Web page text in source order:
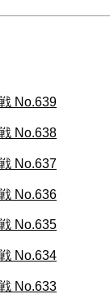
No.639
No.638
No.637
No.636
No.635
No.634
No.633